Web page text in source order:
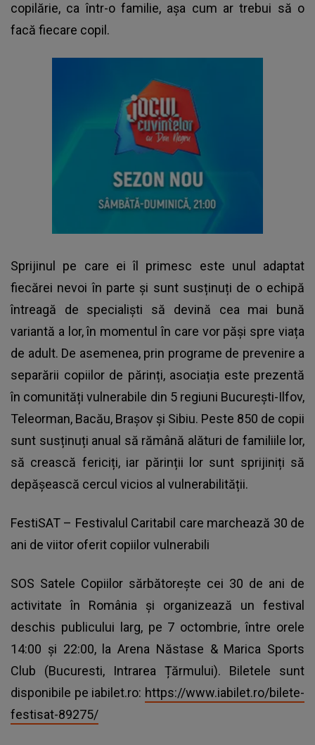
copilărie, ca într-o familie, așa cum ar trebui să o
facă fiecare copil.
Sprijinul pe care ei îl primesc este unul adaptat
fiecărei nevoi în parte și sunt susținuți de o echipă
întreagă de specialiști să devină cea mai bună
variantă a lor, în momentul în care vor păși spre viața
de adult. De asemenea, prin programe de prevenire a
separării copiilor de părinți, asociația este prezentă
în comunități vulnerabile din 5 regiuni București-Ilfov,
Teleorman, Bacău, Brașov și Sibiu. Peste 850 de copii
sunt susținuți anual să rămână alături de familiile lor,
să crească fericiți, iar părinții lor sunt sprijiniți să
depășească cercul vicios al vulnerabilității.
FestiSAT – Festivalul Caritabil care marchează 30 de
ani de viitor oferit copiilor vulnerabili
SOS Satele Copiilor sărbătorește cei 30 de ani de
activitate în România și organizează un festival
deschis publicului larg, pe 7 octombrie, între orele
14:00 și 22:00, la Arena Năstase & Marica Sports
Club (Bucuresti, Intrarea Țărmului). Biletele sunt
disponibile pe iabilet.ro: https://www.iabilet.ro/bilete-
festisat-89275/